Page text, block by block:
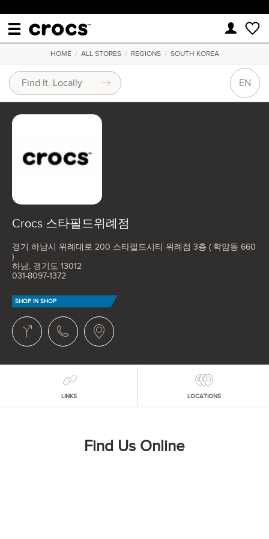
HOME/ ALL STORES/ REGIONS/ SOUTH KOREA
EN
Crocs 스타필드위례점
경기 하남시 위례대로 200 스타필드시티 위례점 3층 ( 학암동 660
)
하남, 경기도 13012
031-8097-1372
SHOP IN SHOP
LINKS LOCATIONS
Find Us Online